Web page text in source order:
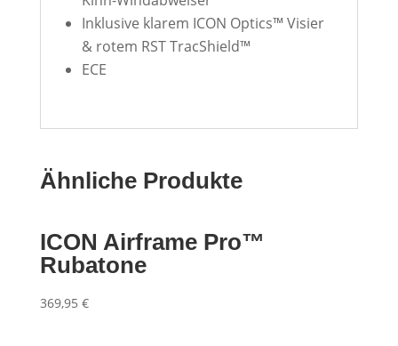
Inklusive klarem ICON Optics™ Visier
& rotem RST TracShield™
ECE
Ähnliche Produkte
ICON Airframe Pro™
Rubatone
369,95 €